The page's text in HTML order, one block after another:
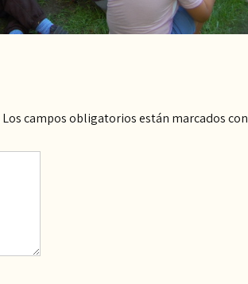
Los campos obligatorios están marcados con